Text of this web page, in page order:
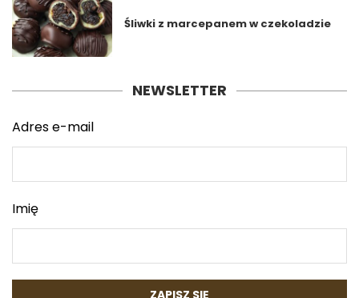
Śliwki z marcepanem w czekoladzie
NEWSLETTER
Adres e-mail
Imię